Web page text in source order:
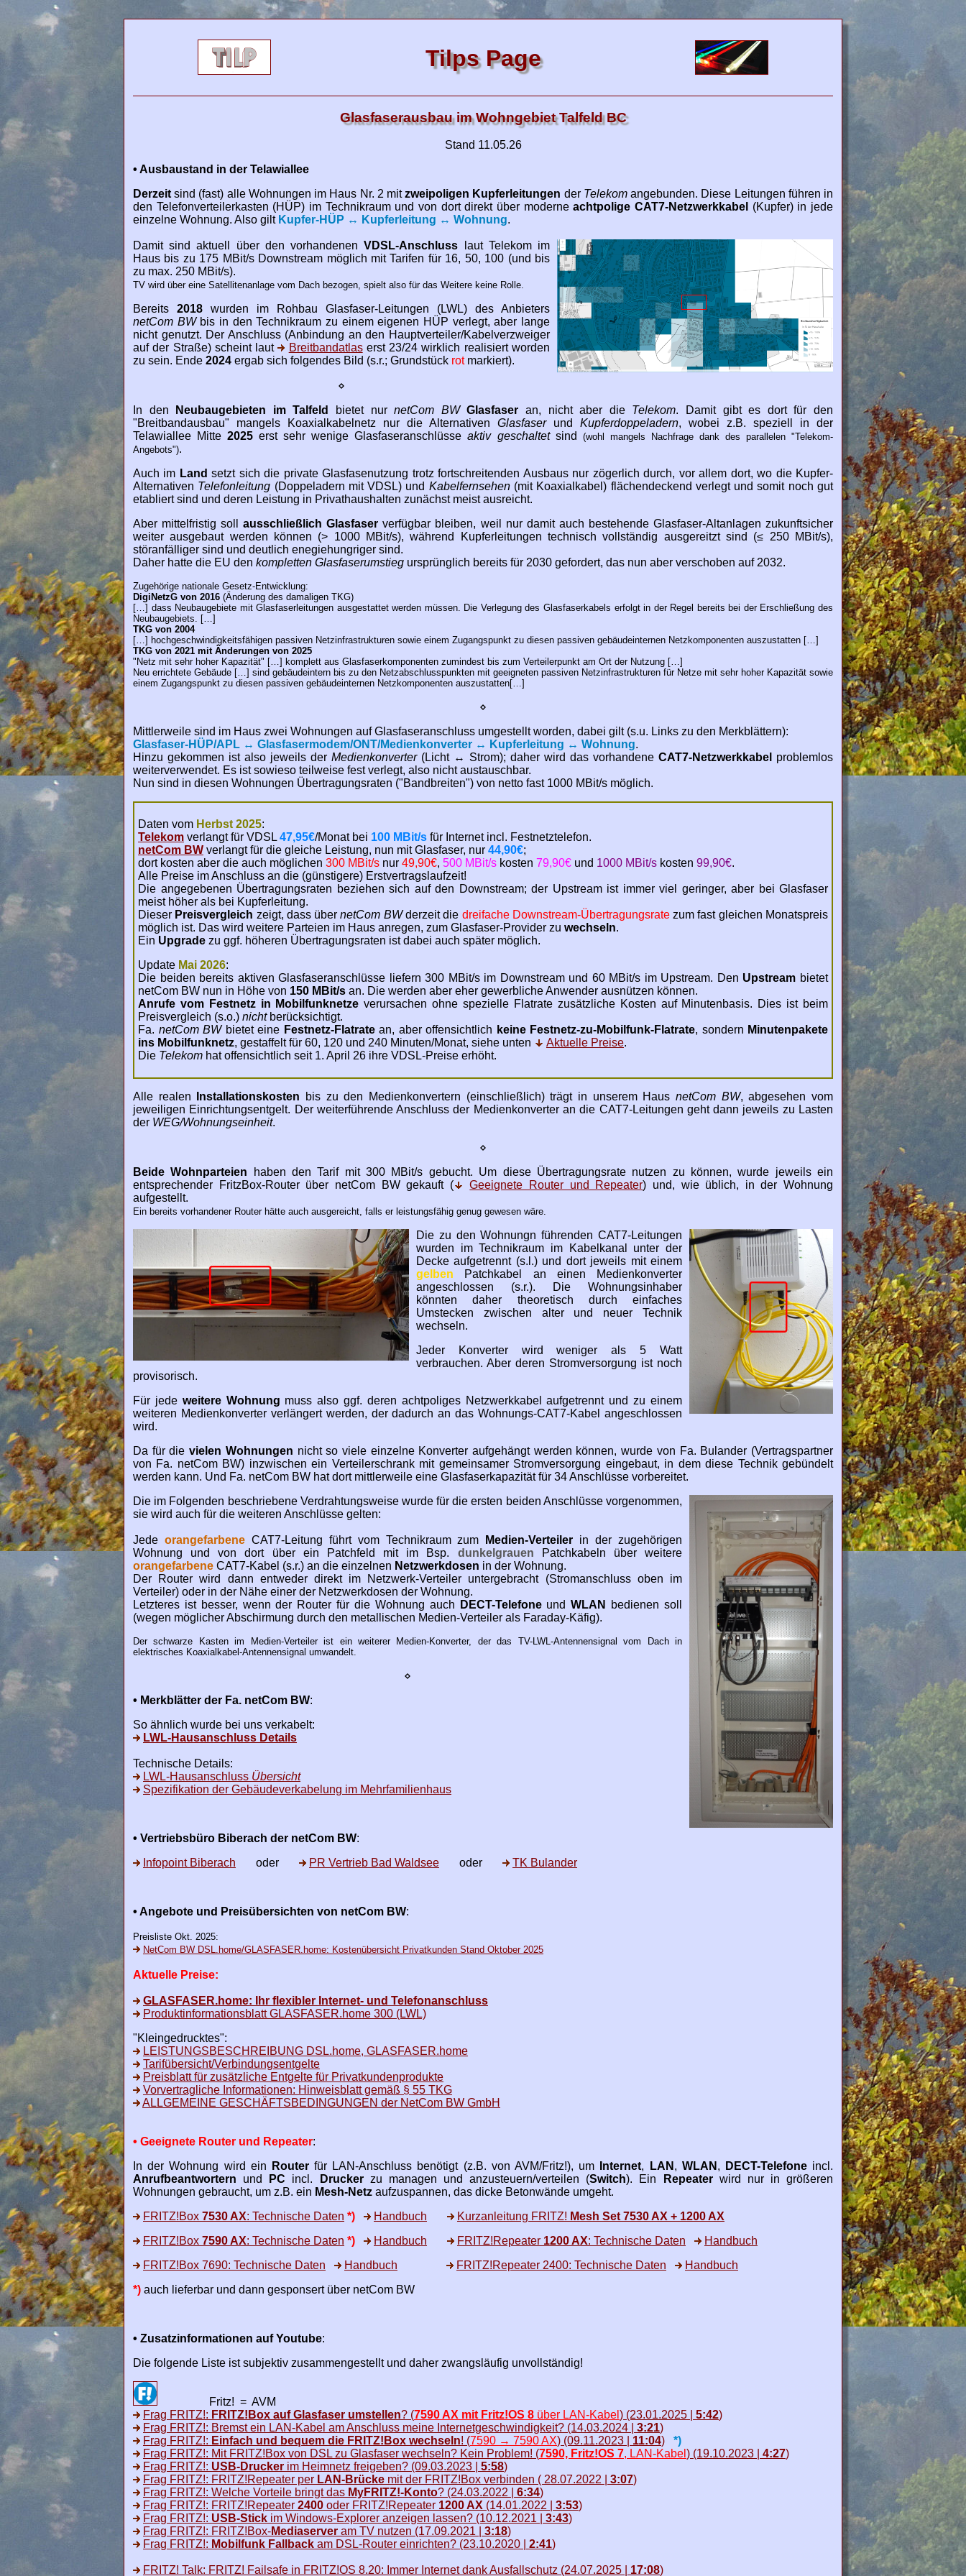
Tilps Page
Glasfaserausbau im Wohngebiet Talfeld BC
Stand 11.05.26
• Ausbaustand in der Telawiallee
Derzeitsind (fast) alle Wohnungen im Haus Nr. 2 mitzweipoligen Kupferleitungen der Telekomangebunden. Diese Leitungen führen in
den Telefonverteilerkasten (HÜP) im Technikraum und von dort direkt über moderneachtpolige CAT7-Netzwerkkabel
(Kupfer) in jede
einzelne Wohnung. Also gilt Kupfer-HÜP ↔ Kupferleitung ↔ Wohnung.
Damit sind aktuell über den vorhandenenVDSL-Anschluss laut Telekom im
Haus bis zu 175 MBit/s Downstream möglich mit Tarifen für 16, 50, 100 (und bis
zu max. 250 MBit/s).
TV wird über eine Satellitenanlage vom Dach bezogen, spielt also für das Weitere keine Rolle.
Bereits 2018 wurden im Rohbau Glasfaser-Leitungen (LWL) des Anbieters
netCom BWbis in den Technikraum zu einem eigenen HÜP verlegt, aber lange
nicht genutzt. Der Anschluss (Anbindung an den Hauptverteiler/Kabelverzweiger
auf der Straße) scheint laut
Breitbandatlaserst 23/24 wirklich realisiert worden
zu sein. Ende 2024 ergab sich folgendes Bild (s.r.; Grundstück rotmarkiert).
⋄
In den
Neubaugebieten im Talfeld bietet nurnetCom BW Glasfaser an, nicht aber die Telekom. Damit gibt es dort für den
"Breitbandausbau" mangels Koaxialkabelnetz nur die Alternativen Glasfaserund Kupferdoppeladern, wobei z.B. speziell in der
Telawiallee Mitte2025 erst sehr wenige Glasfaseranschlüsseaktiv geschaltetsind (wohl mangels Nachfrage dank des parallelen "Telekom-
Angebots").
Auch im Land setzt sich die private Glasfasenutzung trotz fortschreitenden Ausbaus nur zögerlich durch, vor allem dort, wo die Kupfer-
Alternativen Telefonleitung (Doppeladern mit VDSL) und Kabelfernsehen(mit Koaxialkabel) flächendeckend verlegt und somit noch gut
etabliert sind und deren Leistung in Privathaushalten zunächst meist ausreicht.
Aber mittelfristig sollausschließlich Glasfaser verfügbar bleiben, weil nur damit auch bestehende Glasfaser-Altanlagen zukunftsicher
weiter ausgebaut werden können (> 1000 MBit/s), während Kupferleitungen technisch vollständig ausgereitzt sind (≤ 250 MBit/s),
störanfälliger sind und deutlich enegiehungriger sind.
Daher hatte die EU den kompletten Glasfaserumstieg ursprünglich bereits für 2030 gefordert, das nun aber verschoben auf 2032.
Zugehörige nationale Gesetz-Entwicklung:
DigiNetzG von 2016 (Änderung des damaligen TKG)
[…] dass Neubaugebiete mit Glasfaserleitungen ausgestattet werden müssen. Die Verlegung des Glasfaserkabels erfolgt in der Regel bereits bei der Erschließung des
Neubaugebiets. […]
TKG von 2004
[…] hochgeschwindigkeitsfähigen passiven Netzinfrastrukturen sowie einem Zugangspunkt zu diesen passiven gebäudeinternen Netzkomponenten auszustatten […]
TKG von 2021 mit Änderungen von 2025
"Netz mit sehr hoher Kapazität" […] komplett aus Glasfaserkomponenten zumindest bis zum Verteilerpunkt am Ort der Nutzung […]
Neu errichtete Gebäude […] sind gebäudeintern bis zu den Netzabschlusspunkten mit geeigneten passiven Netzinfrastrukturen für Netze mit sehr hoher Kapazität sowie
einem Zugangspunkt zu diesen passiven gebäudeinternen Netzkomponenten auszustatten[…]
⋄
Mittlerweile sind im Haus zwei Wohnungen auf Glasfaseranschluss umgestellt worden, dabei gilt (s.u. Links zu den Merkblättern):
Glasfaser-HÜP/APL ↔ Glasfasermodem/ONT/Medienkonverter ↔ Kupferleitung ↔ Wohnung.
Hinzu gekommen ist also jeweils der Medienkonverter(Licht ↔ Strom); daher wird das vorhandene CAT7-Netzwerkkabel
problemlos
weiterverwendet. Es ist sowieso teilweise fest verlegt, also nicht austauschbar.
Nun sind in diesen Wohnungen Übertragungsraten ("Bandbreiten") von netto fast 1000 MBit/s möglich.
Daten vom Herbst 2025:
Telekom verlangt für VDSL47,95€/Monat bei 100 MBit/s für Internet incl. Festnetztelefon.
netCom BW verlangt für die gleiche Leistung, nun mit Glasfaser, nur 44,90€;
dort kosten aber die auch möglichen 300 MBit/s nur 49,90€, 500 MBit/s kosten 79,90€ und 1000 MBit/s kosten 99,90€.
Alle Preise im Anschluss an die (günstigere) Erstvertragslaufzeit!
Die angegebenen Übertragungsraten beziehen sich auf den Downstream; der Upstream ist immer viel geringer, aber bei Glasfaser
meist höher als bei Kupferleitung.
Dieser Preisvergleich zeigt, dass übernetCom BWderzeit die dreifache Downstream-Übertragungsratezum fast gleichen Monatspreis
möglich ist. Das wird weitere Parteien im Haus anregen, zum Glasfaser-Provider zu wechseln.
Ein Upgrade zu ggf. höheren Übertragungsraten ist dabei auch später möglich.
Update Mai 2026:
Die beiden bereits aktiven Glasfaseranschlüsse liefern 300 MBit/s im Downstream und 60 MBit/s im Upstream. Den Upstream bietet
netCom BW nun in Höhe von 150 MBit/s an. Die werden aber eher gewerbliche Anwender ausnützen können.
Anrufe vom Festnetz in Mobilfunknetze verursachen ohne spezielle Flatrate zusätzliche Kosten auf Minutenbasis. Dies ist beim
Preisvergleich (s.o.) nichtberücksichtigt.
Fa. netCom BWbietet eine Festnetz-Flatratean, aber offensichtlich keine Festnetz-zu-Mobilfunk-Flatrate, sondern Minutenpakete
ins Mobilfunknetz, gestaffelt für 60, 120 und 240 Minuten/Monat, siehe unten Aktuelle Preise.
Die Telekom hat offensichtlich seit 1. April 26 ihre VDSL-Preise erhöht.
Alle realen Installationskosten bis zu den Medienkonvertern (einschließlich) trägt in unserem HausnetCom BW, abgesehen vom
jeweiligen Einrichtungsentgelt. Der weiterführende Anschluss der Medienkonverter an die CAT7-Leitungen geht dann jeweils zu Lasten
der WEG/Wohnungseinheit.
⋄
Beide Wohnparteien haben den Tarif mit 300 MBit/s gebucht. Um diese Übertragungsrate nutzen zu können, wurde jeweils ein
entsprechender FritzBox-Router über netCom BW gekauft (
Geeignete Router und Repeater) und, wie üblich, in der Wohnung
aufgestellt.
Ein bereits vorhandener Router hätte auch ausgereicht, falls er leistungsfähig genug gewesen wäre.
Die zu den Wohnungn führenden CAT7-Leitungen
wurden im Technikraum im Kabelkanal unter der
Decke aufgetrennt (s.l.) und dort jeweils mit einem
gelben Patchkabel an einen Medienkonverter
angeschlossen (s.r.). Die Wohnungsinhaber
könnten daher theoretisch durch einfaches
Umstecken zwischen alter und neuer Technik
wechseln.
Jeder Konverter wird weniger als 5 Watt
verbrauchen. Aber deren Stromversorgung ist noch
provisorisch.
Für jede weitere Wohnung muss also ggf. deren achtpoliges Netzwerkkabel aufgetrennt und zu einem
weiteren Medienkonverter verlängert werden, der dadurch an das Wohnungs-CAT7-Kabel angeschlossen
wird.
Da für dievielen Wohnungen nicht so viele einzelne Konverter aufgehängt werden können, wurde von Fa. Bulander (Vertragspartner
von Fa. netCom BW) inzwischen ein Verteilerschrank mit gemeinsamer Stromversorgung eingebaut, in dem diese Technik gebündelt
werden kann. Und Fa. netCom BW hat dort mittlerweile eine Glasfaserkapazität für 34 Anschlüsse vorbereitet.
Die im Folgenden beschriebene Verdrahtungsweise wurde für die ersten beiden Anschlüsse vorgenommen,
sie wird auch für die weiteren Anschlüsse gelten:
Jede orangefarbeneCAT7-Leitung führt vom Technikraum zum Medien-Verteiler in der zugehörigen
Wohnung und von dort über ein Patchfeld mit im Bsp. dunkelgrauen Patchkabeln über weitere
orangefarbene CAT7-Kabel (s.r.) an die einzelnen Netzwerkdosen in der Wohnung.
Der Router wird dann entweder direkt im Netzwerk-Verteiler untergebracht (Stromanschluss oben im
Verteiler) oder in der Nähe einer der Netzwerkdosen der Wohnung.
Letzteres ist besser, wenn der Router für die Wohnung auch
DECT-TelefoneundWLAN
bedienen soll
(wegen möglicher Abschirmung durch den metallischen Medien-Verteiler als Faraday-Käfig).
Der schwarze Kasten im Medien-Verteiler ist ein weiterer Medien-Konverter, der das TV-LWL-Antennensignal vom Dach in
elektrisches Koaxialkabel-Antennensignal umwandelt.
⋄
• Merkblätter der Fa. netCom BW:
So ähnlich wurde bei uns verkabelt:
LWL-Hausanschluss Details
Technische Details:
LWL-Hausanschluss Übersicht
Spezifikation der Gebäudeverkabelung im Mehrfamilienhaus
• Vertriebsbüro Biberach der netCom BW:
Infopoint Biberach oder PR Vertrieb Bad Waldsee oder TK Bulander
• Angebote und Preisübersichten von netCom BW:
Preisliste Okt. 2025:
NetCom BW DSL.home/GLASFASER.home: Kostenübersicht Privatkunden Stand Oktober 2025
Aktuelle Preise:
GLASFASER.home: Ihr flexibler Internet- und Telefonanschluss
Produktinformationsblatt GLASFASER.home 300 (LWL)
"Kleingedrucktes":
LEISTUNGSBESCHREIBUNG DSL.home, GLASFASER.home
Tarifübersicht/Verbindungsentgelte
Preisblatt für zusätzliche Entgelte für Privatkundenprodukte
Vorvertragliche Informationen: Hinweisblatt gemäß § 55 TKG
ALLGEMEINE GESCHÄFTSBEDINGUNGEN der NetCom BW GmbH
• Geeignete Router und Repeater:
In der Wohnung wird ein
Routerfür LAN-Anschluss benötigt (z.B. von AVM/Fritz!), um Internet, LAN , WLAN , DECT-Telefoneincl.
Anrufbeantwortern und PC incl. Druckerzu managen und anzusteuern/verteilen (Switch). Ein Repeaterwird nur in größeren
Wohnungen gebraucht, um z.B. ein Mesh-Netz aufzuspannen, das dicke Betonwände umgeht.
FRITZ!Box 7530 AX: Technische Daten *) Handbuch Kurzanleitung FRITZ! Mesh Set 7530 AX + 1200 AX
FRITZ!Box 7590 AX: Technische Daten *) Handbuch FRITZ!Repeater 1200 AX: Technische Daten
Handbuch
FRITZ!Box 7690: Technische Daten
Handbuch FRITZ!Repeater 2400: Technische Daten
Handbuch
*) auch lieferbar und dann gesponsert über netCom BW
• Zusatzinformationen auf Youtube:
Die folgende Liste ist subjektiv zusammengestellt und daher zwangsläufig unvollständig!
Fritz! = AVM
Frag FRITZ!: FRITZ!Box auf Glasfaser umstellen? (7590 AX mit Fritz!OS 8 über LAN-Kabel ) (23.01.2025 | 5:42)
Frag FRITZ!: Bremst ein LAN-Kabel am Anschluss meine Internetgeschwindigkeit? (14.03.2024 | 3:21)
Frag FRITZ!: Einfach und bequem die FRITZ!Box wechseln! (7590 → 7590 AX) (09.11.2023 | 11:04)
*)
Frag FRITZ!: Mit FRITZ!Box von DSL zu Glasfaser wechseln? Kein Problem! (7590, Fritz!OS 7, LAN-Kabel ) (19.10.2023 | 4:27)
Frag FRITZ!: USB-Drucker im Heimnetz freigeben? (09.03.2023 | 5:58)
Frag FRITZ!: FRITZ!Repeater per LAN-Brücke mit der FRITZ!Box verbinden ( 28.07.2022 | 3:07)
Frag FRITZ!: Welche Vorteile bringt das MyFRITZ!-Konto? (24.03.2022 | 6:34)
Frag FRITZ!: FRITZ!Repeater 2400 oder FRITZ!Repeater 1200 AX (14.01.2022 | 3:53)
Frag FRITZ!: USB-Stick im Windows-Explorer anzeigen lassen? (10.12.2021 | 3:43)
Frag FRITZ!: FRITZ!Box-Mediaserver am TV nutzen (17.09.2021 | 3:18)
Frag FRITZ!: Mobilfunk Fallback am DSL-Router einrichten? (23.10.2020 | 2:41)
FRITZ! Talk: FRITZ! Failsafe in FRITZ!OS 8.20: Immer Internet dank Ausfallschutz (24.07.2025 | 17:08)